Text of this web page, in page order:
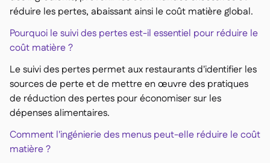
réduire les pertes, abaissant ainsi le coût matière global.
Pourquoi le suivi des pertes est-il essentiel pour réduire le
coût matière ?
Le suivi des pertes permet aux restaurants d'identifier les
sources de perte et de mettre en œuvre des pratiques
de réduction des pertes pour économiser sur les
dépenses alimentaires.
Comment l'ingénierie des menus peut-elle réduire le coût
matière ?